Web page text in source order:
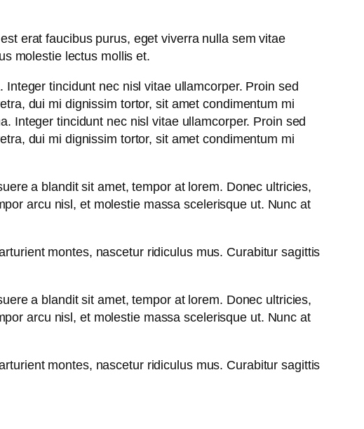
erat faucibus purus, eget viverra nulla sem vitae
molestie lectus mollis et.
tincidunt nec nisl vitae ullamcorper. Proin sed
dui mi dignissim tortor, sit amet condimentum mi
Integer tincidunt nec nisl vitae ullamcorper. Proin sed
dui mi dignissim tortor, sit amet condimentum mi
a blandit sit amet, tempor at lorem. Donec ultricies,
arcu nisl, et molestie massa scelerisque ut. Nunc at
montes, nascetur ridiculus mus. Curabitur sagittis
a blandit sit amet, tempor at lorem. Donec ultricies,
arcu nisl, et molestie massa scelerisque ut. Nunc at
montes, nascetur ridiculus mus. Curabitur sagittis